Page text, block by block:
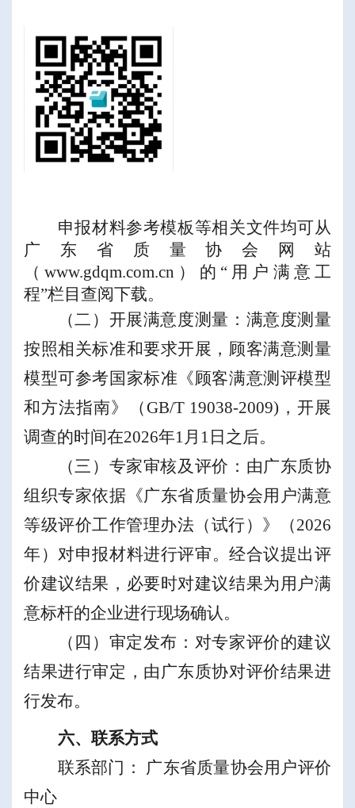
申报材料参考模板等相关文件均可从
广东省质量协会网站
（www.gdqm.com.cn ） 的 “用户满意工
程”栏目查阅下载。
（二）开展满意度测量： 满意度测量
按照相关标准和要求开展，顾客满意测量
模型可参考国家标准《顾客满意测评模型
和方法指南》（GB/T 19038-2009) ，开展
调查的时间在2026年1月 1 日之后。
（三） 专家审核及评价 ：由广东质协
组织专家依据 《广东省质量协会用户满意
等级评价工作管理办法 （试行） 》 （2026
年 ）对申报材料进行评审。经合议提出评
价建议结果，必要时对建议结果为 用户满
意标杆的企业进行现场确认。
（四）审定发布：对专家评价的建议
结果进行审定，由广东质协对评价结果进
行发布。
六、联系方式
联系部门：
广东省质量协会用户评价
中心